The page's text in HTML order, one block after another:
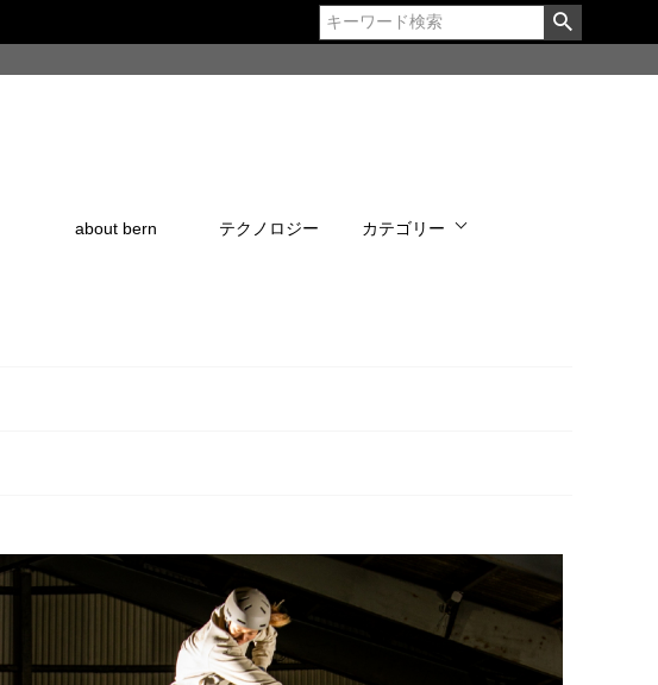
about bern テクノロジー カテゴリー